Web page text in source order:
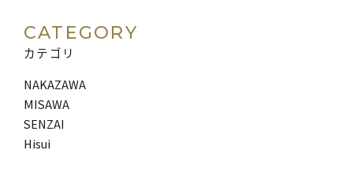
CATEGORY
カテゴリ
NAKAZAWA
MISAWA
SENZAI
Hisui